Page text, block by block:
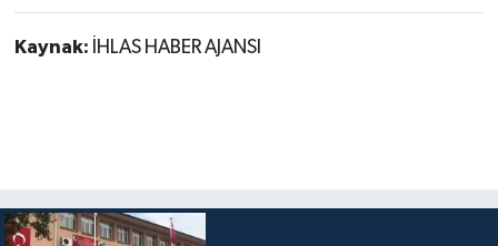
Kaynak: İHLAS HABER AJANSI